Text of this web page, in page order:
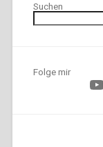
Suchen
Folge mir